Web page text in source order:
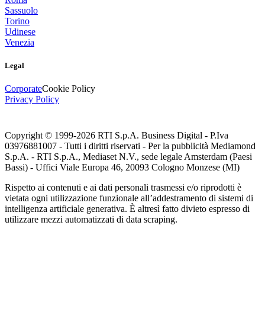
Sassuolo
Torino
Udinese
Venezia
Legal
CorporateCookie Policy
Privacy Policy
Copyright © 1999-2026 RTI S.p.A. Business Digital - P.Iva
03976881007 - Tutti i diritti riservati - Per la pubblicità Mediamond
S.p.A. - RTI S.p.A., Mediaset N.V., sede legale Amsterdam (Paesi
Bassi) - Uffici Viale Europa 46, 20093 Cologno Monzese (MI)
Rispetto ai contenuti e ai dati personali trasmessi e/o riprodotti è
vietata ogni utilizzazione funzionale all’addestramento di sistemi di
intelligenza artificiale generativa. È altresì fatto divieto espresso di
utilizzare mezzi automatizzati di data scraping.